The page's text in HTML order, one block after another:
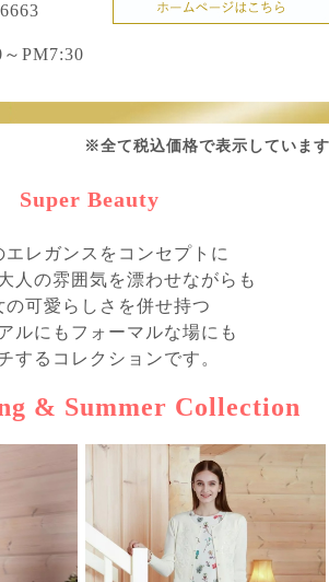
PM7:30
※全て税込価格で表示していま
Super Beauty
エレガンスをコンセプトに
人の雰囲気を漂わせながらも
の可愛らしさを併せ持つ
ルにもフォーマルな場にも
するコレクションです。
& Summer Collection